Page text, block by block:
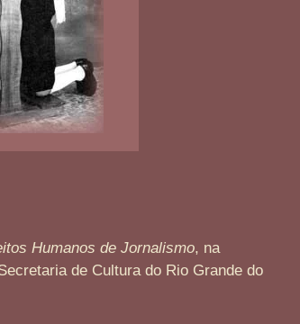
Humanos de Jornalismo, na
de Cultura do Rio Grande do